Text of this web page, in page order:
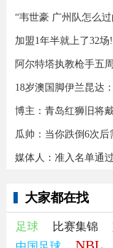
“韦世豪 广州队怎么
阿尔特塔执教枪手五
博主：青岛红狮旧将
瓜帅：当你跌倒6次
媒体人：准入名单通
大家都在找
足球 比赛集锦